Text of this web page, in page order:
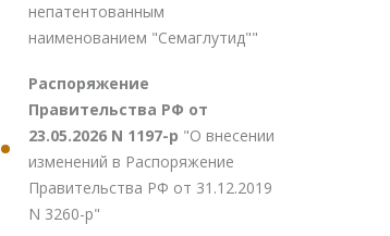
непатентованным
наименованием "Семаглутид""
Распоряжение
Правительства РФ от
23.05.2026 N 1197-р "О внесении
изменений в Распоряжение
Правительства РФ от 31.12.2019
N 3260-р"